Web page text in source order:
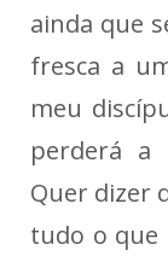
ainda que
fresca a
meu
perderá a
Quer dizer
tudo o que